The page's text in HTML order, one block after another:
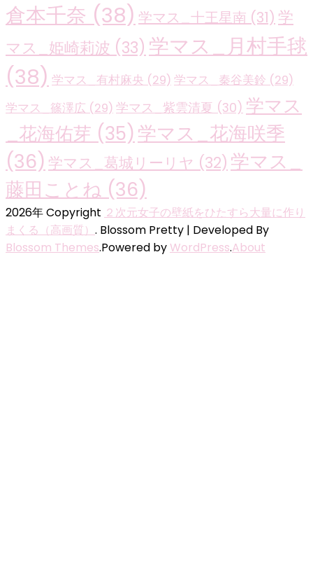
倉本千奈 (38) 学マス_十王星南 (31) 学
マス_姫崎莉波 (33) 学マス_月村手毬
(38) 学マス_有村麻央 (29) 学マス_秦谷美鈴 (29)
学マス_篠澤広 (29) 学マス_紫雲清夏 (30) 学マス
_花海佑芽 (35) 学マス_花海咲季
(36) 学マス_葛城リーリヤ (32) 学マス_
藤田ことね (36)
2026年 Copyright ２次元女子の壁紙をひたすら大量に作り
まくる（高画質） . Blossom Pretty | Developed By
Blossom Themes.Powered byWordPress.About